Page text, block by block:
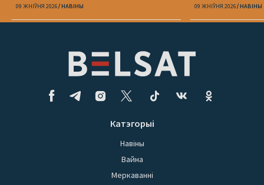
09 ЖНІЎНЯ 2026 НАВІНЫ 09 ЖНІЎНЯ 2026 НАВІНЫ
Катэгорыі
Навіны
Вайна
Меркаванні